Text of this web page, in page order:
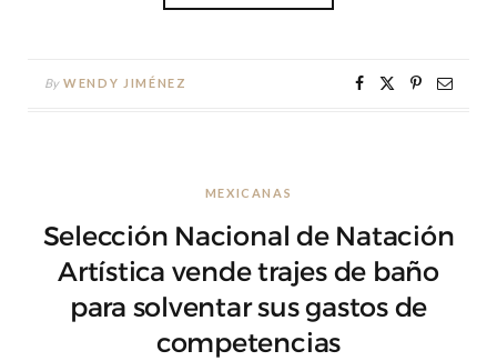
By WENDY JIMÉNEZ
MEXICANAS
Selección Nacional de Natación
Artística vende trajes de baño
para solventar sus gastos de
competencias